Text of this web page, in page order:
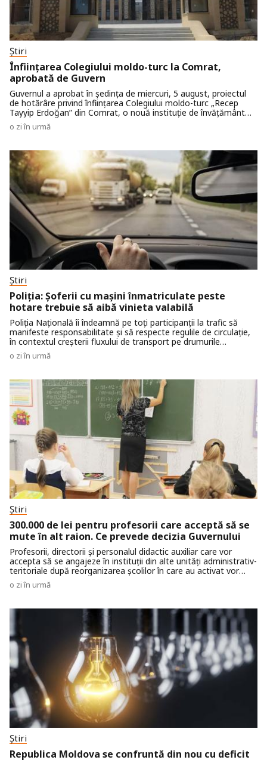
Știri
Înființarea Colegiului moldo-turc la Comrat,
aprobată de Guvern
Guvernul a aprobat în ședința de miercuri, 5 august, proiectul
de hotărâre privind înființarea Colegiului moldo-turc „Recep
Tayyip Erdoğan” din Comrat, o nouă instituție de învățământ
profesional tehnic postsecundar, care va extinde oferta
educațională în regiunea de sud a țării. Colegiul este înființat în
Guvernul Republicii Turcia privind cooperarea în domeniul
învățământului profesional tehnic.
o zi în urmă
Știri
Poliția: Șoferii cu mașini înmatriculate peste
hotare trebuie să aibă vinieta valabilă
Poliția Națională îi îndeamnă pe toți participanții la trafic să
manifeste responsabilitate și să respecte regulile de circulație,
în contextul creșterii fluxului de transport pe drumurile
naționale în perioada concediilor și vacanțelor, dar și al revenirii
în țară a cetățenilor stabiliți peste hotare.
o zi în urmă
Știri
300.000 de lei pentru profesorii care acceptă să se
mute în alt raion. Ce prevede decizia Guvernului
Profesorii, directorii și personalul didactic auxiliar care vor
accepta să se angajeze în instituții din alte unități administrativ-
teritoriale după reorganizarea școlilor în care au activat vor
putea primi o indemnizație unică de relocare de până la 300.000
de lei. Decizia a fost aprobată în ședința din data de 5 august a
o zi în urmă
Știri
Republica Moldova se confruntă din nou cu deficit